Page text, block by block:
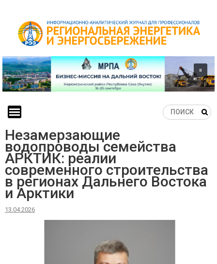
content
Незамерзающие
водопроводы семейства
АРКТИК: реалии
современного строительства
в регионах Дальнего Востока
и Арктики
13.04.2026